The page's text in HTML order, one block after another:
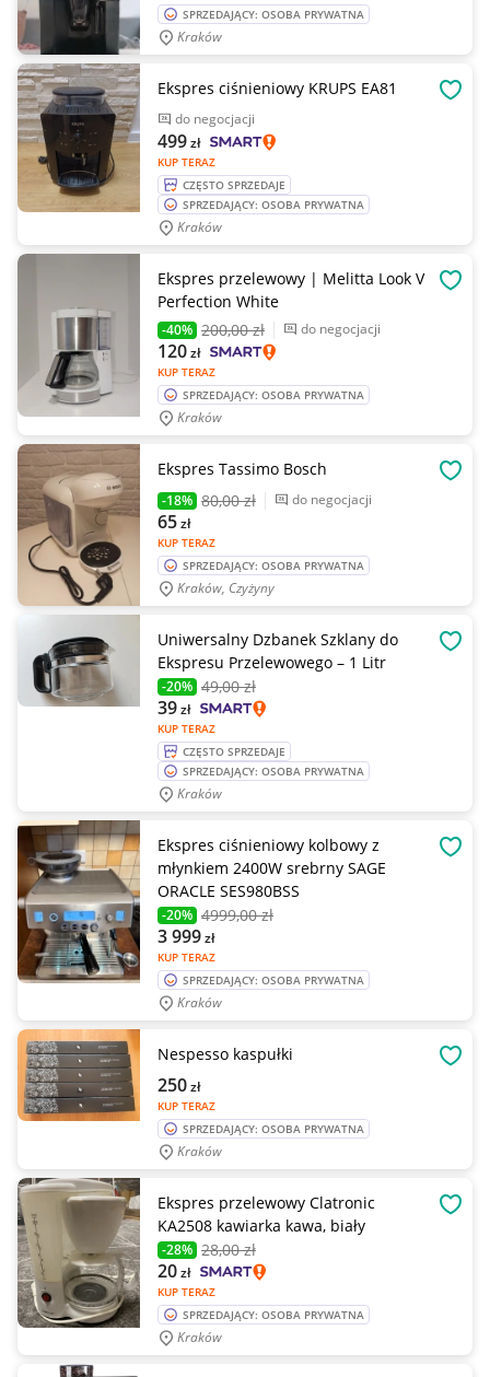
SPRZEDAJĄCY: OSOBA PRYWATNA
Kraków
Ekspres ciśnieniowy KRUPS EA81
do negocjacji
KUP TERAZ
499zł
CZĘSTO SPRZEDAJE
SPRZEDAJĄCY: OSOBA PRYWATNA
Kraków
Ekspres przelewowy | Melitta Look V
Perfection White
-40% 200,00 zł do negocjacji
KUP TERAZ
120zł
SPRZEDAJĄCY: OSOBA PRYWATNA
Kraków
Ekspres Tassimo Bosch
-18% 80,00 zł do negocjacji
KUP TERAZ
65zł
SPRZEDAJĄCY: OSOBA PRYWATNA
Kraków, Czyżyny
Uniwersalny Dzbanek Szklany do
Ekspresu Przelewowego – 1 Litr
-20% 49,00 zł
KUP TERAZ
39zł
CZĘSTO SPRZEDAJE
SPRZEDAJĄCY: OSOBA PRYWATNA
Kraków
Ekspres ciśnieniowy kolbowy z
młynkiem 2400W srebrny SAGE
ORACLE SES980BSS
-20% 4999,00 zł
KUP TERAZ
3 999zł
SPRZEDAJĄCY: OSOBA PRYWATNA
Kraków
Nespesso kaspułki
KUP TERAZ
250zł
SPRZEDAJĄCY: OSOBA PRYWATNA
Kraków
Ekspres przelewowy Clatronic
KA2508 kawiarka kawa, biały
-28% 28,00 zł
KUP TERAZ
20zł
SPRZEDAJĄCY: OSOBA PRYWATNA
Kraków